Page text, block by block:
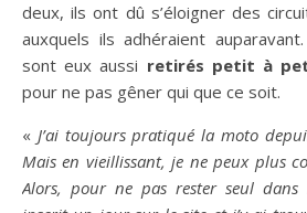
deux, ils ont dû s’éloigner des
auxquels ils adhéraient
sont eux aussi retirés petit à
pour ne pas gêner qui que ce soit.
« J’ai toujours pratiqué la moto
Mais en vieillissant, je ne peux plus
Alors, pour ne pas rester seul